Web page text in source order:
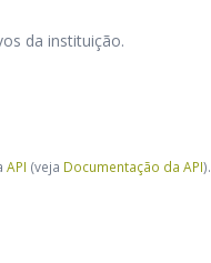
da instituição.
API (veja Documentação da API).